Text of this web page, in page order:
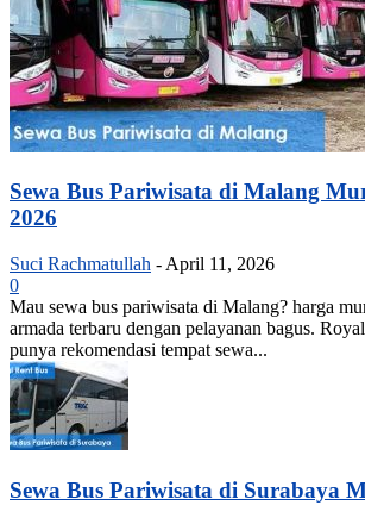
Sewa Bus Pariwisata di Malang
2026
Suci Rachmatullah - April 11, 2026
0
Mau sewa bus pariwisata di Malang? harga
armada terbaru dengan pelayanan bagus.
punya rekomendasi tempat sewa...
Sewa Bus Pariwisata di Surabaya